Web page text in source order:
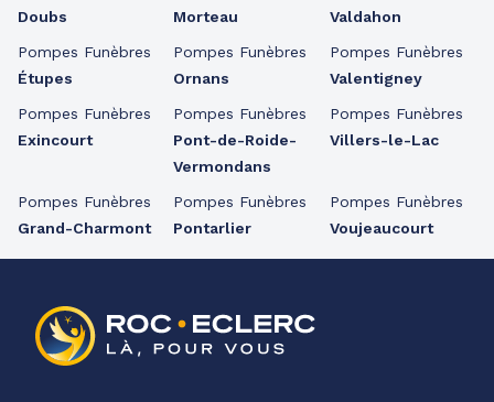
Doubs
Pompes Funèbres
Étupes
Pompes Funèbres
Exincourt
Pompes Funèbres
Grand-Charmont
Morteau
Pompes Funèbres
Ornans
Pompes Funèbres
Pont-de-Roide-
Vermondans
Pompes Funèbres
Pontarlier
Valdahon
Pompes Funèbres
Valentigney
Pompes Funèbres
Villers-le-Lac
Pompes Funèbres
Voujeaucourt